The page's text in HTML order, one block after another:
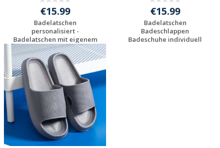
€15.99
Badelatschen
personalisiert -
Badelatschen mit eigenem
...
Individuelles
Angebot anfordern
€15.99
Badelatschen
Badeschlappen
Badeschuhe individuell